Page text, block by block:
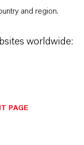
and region.
worldwide:
PAGE